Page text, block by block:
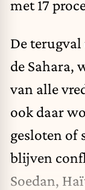
met 17
De
de Sahara,
van alle
ook daar
gesloten of
blijven
Soedan,